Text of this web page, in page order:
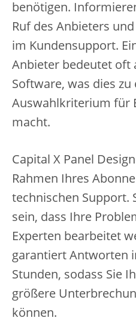
benötigen.
Ruf des Anbieters
im Kundensupport.
Anbieter bedeutet oft
Software, was dies
Auswahlkriterium für
macht.
Capital X Panel
Rahmen Ihres
technischen Support.
sein, dass Ihre
Experten bearbeitet
garantiert Antworten
Stunden, sodass Sie
größere
können.